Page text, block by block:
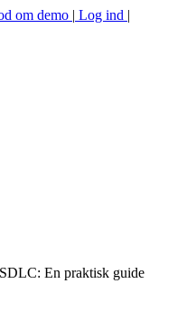
om demo | Log ind |
En praktisk guide